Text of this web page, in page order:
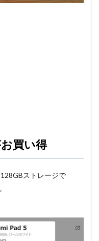
買い得
ストレージで
。